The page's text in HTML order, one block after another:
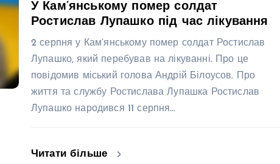
У Кам’янському помер солдат
Ростислав Лупашко під час лікування
2 серпня у Кам’янському помер солдат Ростислав
Лупашко, який перебував на лікуванні. Про це
повідомив міський голова Андрій Білоусов. Про
життя та службу Ростислава Лупашка Ростислав
Лупашко народився 11 серпня…
Читати більше